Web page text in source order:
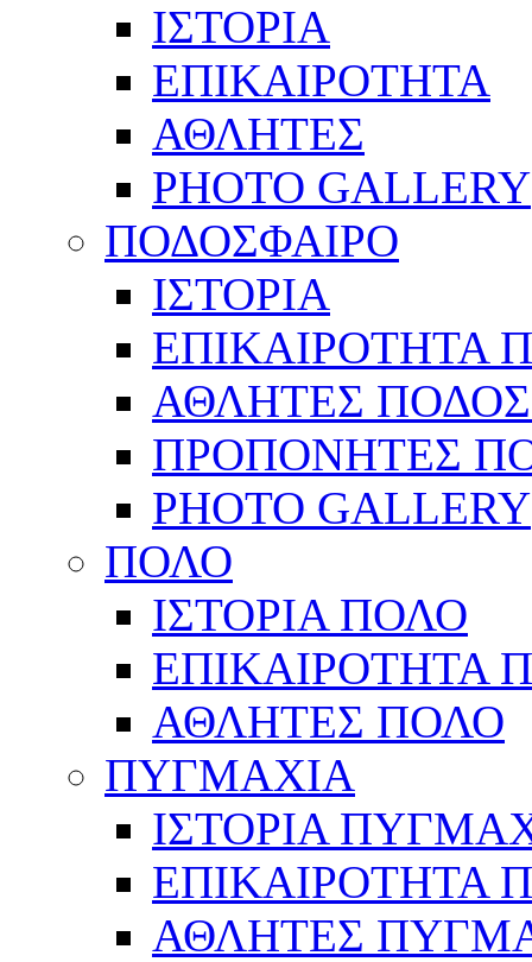
ΙΣΤΟΡΙΑ
ΕΠΙΚΑΙΡΟΤΗΤΑ
ΑΘΛΗΤΕΣ
PHOTO GALLERY
ΠΟΔΟΣΦΑΙΡΟ
ΙΣΤΟΡΙΑ
ΕΠΙΚΑΙΡΟΤΗΤΑ
ΑΘΛΗΤΕΣ
ΠΡΟΠΟΝΗΤΕΣ
PHOTO GALLERY
ΠΟΛΟ
ΙΣΤΟΡΙΑ ΠΟΛΟ
ΕΠΙΚΑΙΡΟΤΗΤΑ
ΑΘΛΗΤΕΣ ΠΟΛΟ
ΠΥΓΜΑΧΙΑ
ΙΣΤΟΡΙΑ
ΕΠΙΚΑΙΡΟΤΗΤΑ
ΑΘΛΗΤΕΣ